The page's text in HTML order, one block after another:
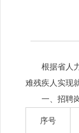
根据省人
难残疾人实现
一、招聘
序号